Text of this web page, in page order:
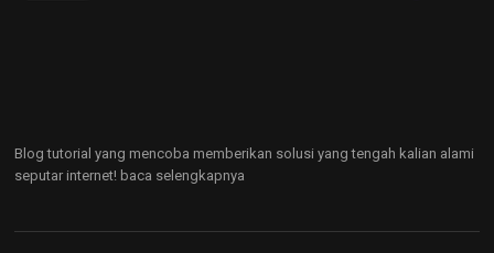
Blog tutorial yang mencoba memberikan solusi yang tengah kalian alami
seputar internet! baca selengkapnya